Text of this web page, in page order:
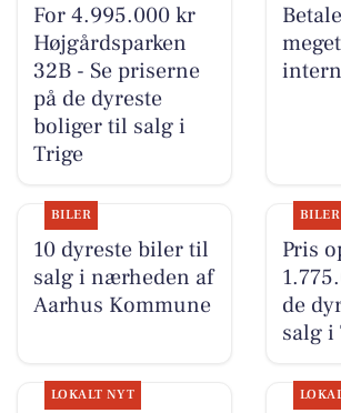
For 4.995.000 kr
Højgårdsparken
32B - Se priserne
på de dyreste
boliger til salg i
Trige
BILER
10 dyreste biler til
salg i nærheden af
Aarhus Kommune
BILER
Pris
de
salg i
LOKALT NYT